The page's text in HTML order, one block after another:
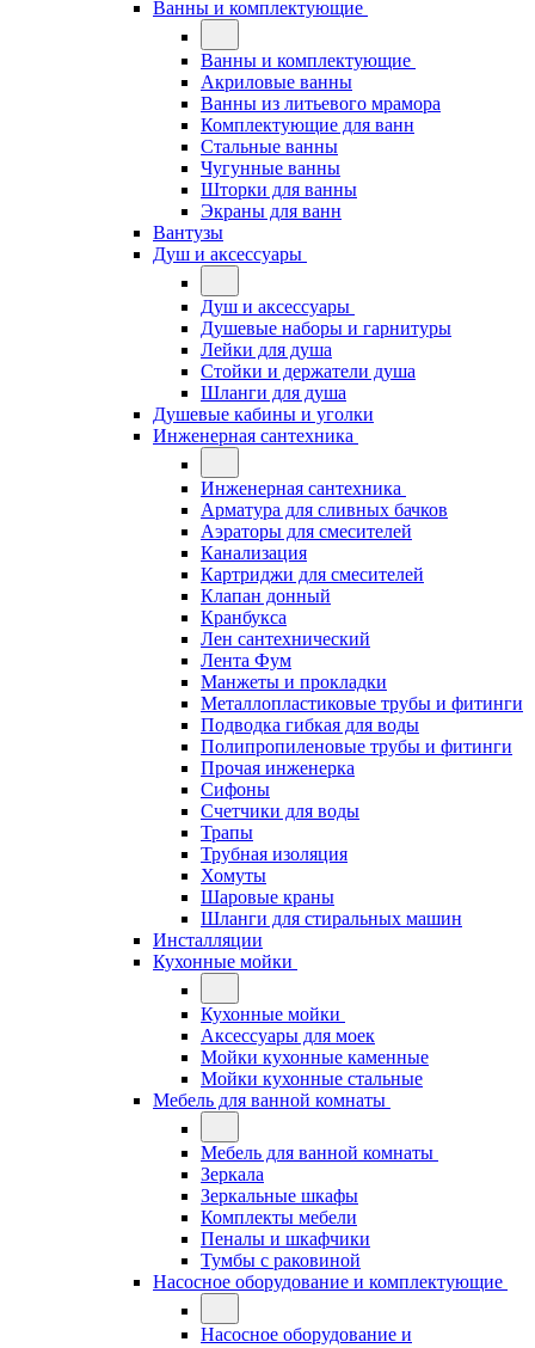
Ванны и комплектующие
Ванны и комплектующие
Акриловые ванны
Ванны из литьевого мрамора
Комплектующие для ванн
Стальные ванны
Чугунные ванны
Шторки для ванны
Экраны для ванн
Вантузы
Душ и аксессуары
Душ и аксессуары
Душевые наборы и гарнитуры
Лейки для душа
Стойки и держатели душа
Шланги для душа
Душевые кабины и уголки
Инженерная сантехника
Инженерная сантехника
Арматура для сливных бачков
Аэраторы для смесителей
Канализация
Картриджи для смесителей
Клапан донный
Кранбукса
Лен сантехнический
Лента Фум
Манжеты и прокладки
Металлопластиковые трубы и фитинги
Подводка гибкая для воды
Полипропиленовые трубы и фитинги
Прочая инженерка
Сифоны
Счетчики для воды
Трапы
Трубная изоляция
Хомуты
Шаровые краны
Шланги для стиральных машин
Инсталляции
Кухонные мойки
Кухонные мойки
Аксессуары для моек
Мойки кухонные каменные
Мойки кухонные стальные
Мебель для ванной комнаты
Мебель для ванной комнаты
Зеркала
Зеркальные шкафы
Комплекты мебели
Пеналы и шкафчики
Тумбы с раковиной
Насосное оборудование и комплектующие
Насосное оборудование и